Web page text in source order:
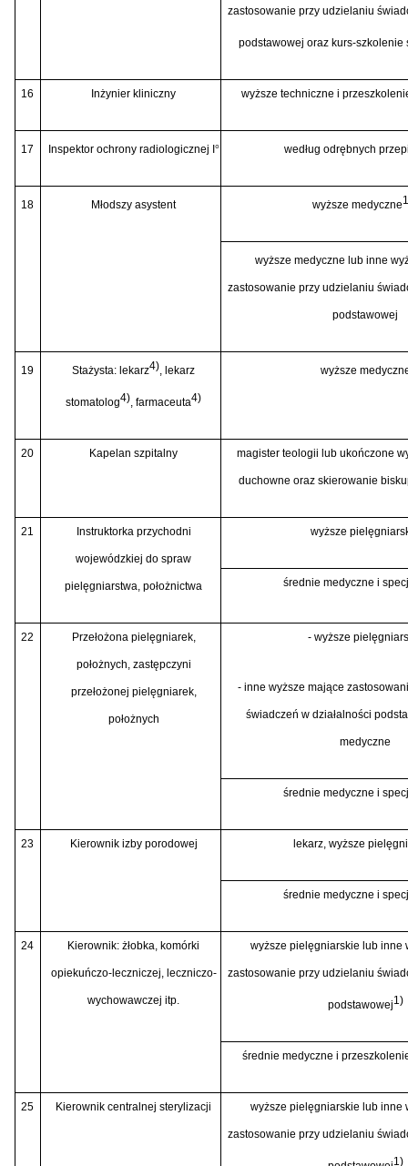
zastosowanie przy udzielaniu
podstawowej oraz kurs-szkolenie
16 Inżynier kliniczny wyższe techniczne i
17 Inspektor ochrony radiologicznej I° według odrębnych
18 Młodszy asystent wyższe medyczne
wyższe medyczne lub inne
zastosowanie przy udzielaniu
podstawowej
19 Stażysta: lekarz4) , lekarz
stomatolog4) , farmaceuta4)
wyższe
20 Kapelan szpitalny magister teologii lub ukończone
duchowne oraz skierowanie
21 Instruktorka przychodni
wojewódzkiej do spraw
pielęgniarstwa, położnictwa
wyższe
średnie medyczne i
22 Przełożona pielęgniarek,
położnych, zastępczyni
przełożonej pielęgniarek,
położnych
- wyższe
- inne wyższe mające
świadczeń w działalności
medyczne
średnie medyczne i
23 Kierownik izby porodowej lekarz, wyższe
średnie medyczne i
24 Kierownik: żłobka, komórki
opiekuńczo-leczniczej, leczniczo-
wychowawczej itp.
wyższe pielęgniarskie lub inne
zastosowanie przy udzielaniu
podstawowej1)
średnie medyczne i
25 Kierownik centralnej sterylizacji wyższe pielęgniarskie lub inne
zastosowanie przy udzielaniu
1)